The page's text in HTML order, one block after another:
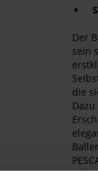
Der
sein
die